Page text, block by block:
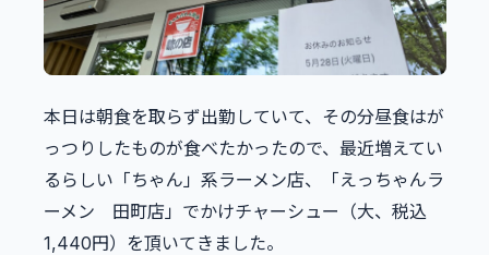
本日は朝食を取らず出勤していて、その分昼食はが
っつりしたものが食べたかったので、最近増えてい
るらしい「ちゃん」系ラーメン店、「えっちゃんラ
ーメン 田町店」でかけチャーシュー（大、税込
1,440円）を頂いてきました。